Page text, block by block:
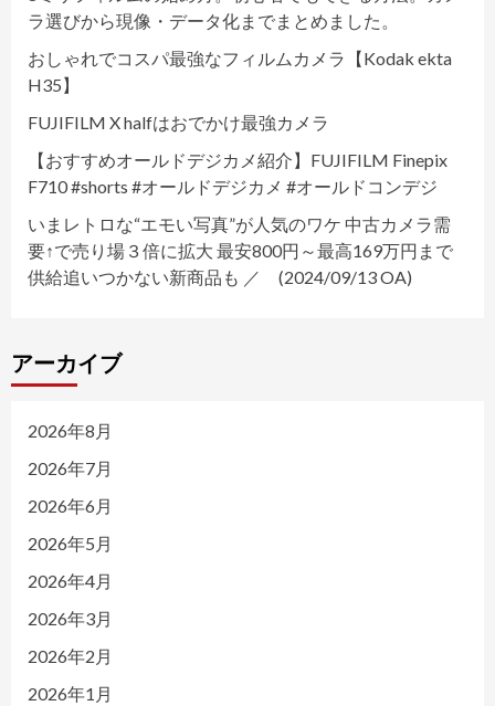
ラ選びから現像・データ化までまとめました。
おしゃれでコスパ最強なフィルムカメラ【Kodak ekta
H35】
FUJIFILM X halfはおでかけ最強カメラ
【おすすめオールドデジカメ紹介】FUJIFILM Finepix
F710 #shorts #オールドデジカメ #オールドコンデジ
いまレトロな“エモい写真”が人気のワケ 中古カメラ需
要↑で売り場３倍に拡大 最安800円～最高169万円まで
供給追いつかない新商品も ／ (2024/09/13 OA)
アーカイブ
2026年8月
2026年7月
2026年6月
2026年5月
2026年4月
2026年3月
2026年2月
2026年1月